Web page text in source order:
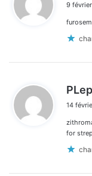
9
14
for strep